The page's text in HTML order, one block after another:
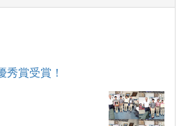
賞受賞！